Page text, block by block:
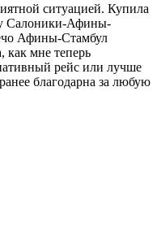
ситуацией. Купила
Салоники-Афины-
Афины-Стамбул
как мне теперь
рейс или лучше
благодарна за любую